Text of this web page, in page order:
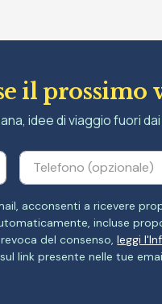
il prossimo
idee di viaggio fuori
acconsenti a ricevere
incluse
del consenso,leggi
link presente nelle tue